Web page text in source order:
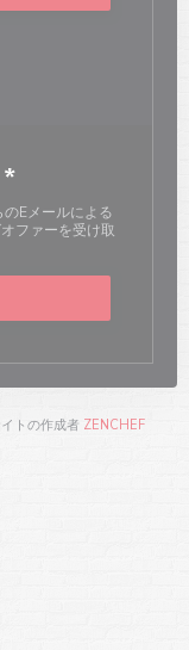
*
Eメールによる
ファーを受け取
トの作成者 ZENCHEF((新し
いウィンドウで開きます))
いウィンドウで開きます))